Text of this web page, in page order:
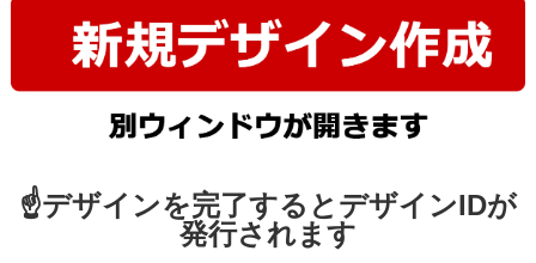
☝デザインを完了するとデザインIDが
発行されます